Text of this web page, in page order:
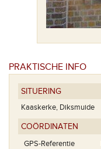
PRAKTISCHE INFO
SITUERING
Kaaskerke, Diksmuide
COÖRDINATEN
GPS-Referentie